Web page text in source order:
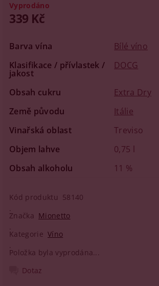
Vyprodáno
339 Kč
Barva vína
Bílé víno
Klasifikace / přívlastek /
jakost
DOCG
Obsah cukru
Extra Dry
Země původu
Itálie
Vinařská oblast
Treviso
Objem lahve
0,75 l
Obsah alkoholu
11 %
Kód produktu 58140
Značka Mionetto
Kategorie Víno
Položka byla vyprodána...
Dotaz